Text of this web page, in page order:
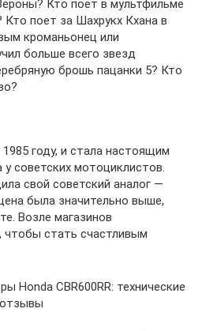
Кто поёт в мультфильме
поет за Шахрукх Кхана в
кроманьонец или
больше всего звезд
брошь пацанки 5? Кто
году, и стала настоящим
советских мотоциклистов.
свой советский аналог —
была значительно выше,
Возле магазинов
чтобы стать счастливым
Honda CBR600RR: технические